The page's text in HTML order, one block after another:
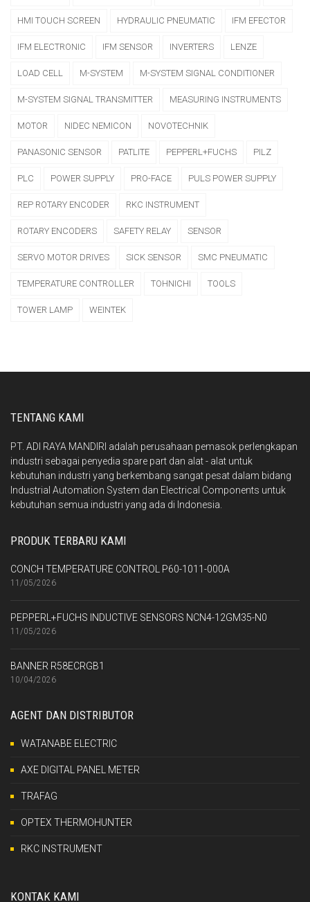
HMI TOUCH SCREEN HYDRAULIC PNEUMATIC IFM EFECTOR
IFM ELECTRONIC IFM SENSOR INVERTERS LENZE
LOAD CELL M-SYSTEM M-SYSTEM SIGNAL CONDITIONER
M-SYSTEM SIGNAL TRANSMITTER MEASURING INSTRUMENTS
MOTOR NIDEC NEMICON NOVOTECHNIK
PANASONIC SENSOR PATLITE PEPPERL+FUCHS PILZ
PLC POWER SUPPLY PRO-FACE PULS POWER SUPPLY
REP ROTARY ENCODER RKC INSTRUMENT
ROTARY ENCODERS SAFETY RELAY SENSOR
SERVO MOTOR DRIVES SICK SENSOR SMC PNEUMATIC
TEMPERATURE CONTROLLER TOHNICHI TOOLS
TOWER LAMP WEINTEK
TENTANG KAMI
PT. ADI RAYA MANDIRI adalah perusahaan pemasok perlengkapan
industri sebagai penyedia spare part dan alat - alat untuk
kebutuhan industri yang berkembang sangat pesat dalam bidang
Industrial Automation System dan Electrical Components untuk
kebutuhan semua industri yang ada di Indonesia.
PRODUK TERBARU KAMI
CONCH TEMPERATURE CONTROL P60-1011-000A
11/05/2026
PEPPERL+FUCHS INDUCTIVE SENSORS NCN4-12GM35-N0
11/05/2026
BANNER R58ECRGB1
10/04/2026
AGENT DAN DISTRIBUTOR
WATANABE ELECTRIC
AXE DIGITAL PANEL METER
TRAFAG
OPTEX THERMOHUNTER
RKC INSTRUMENT
KONTAK KAMI